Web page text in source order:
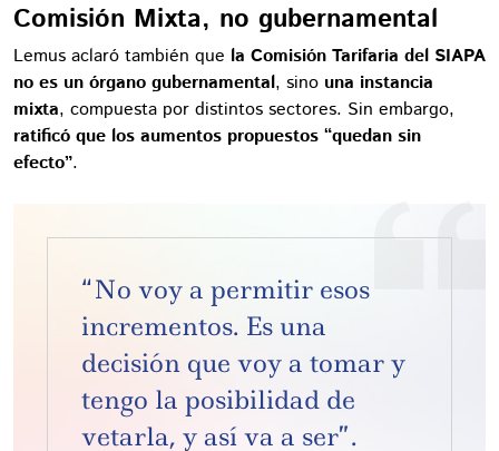
Comisión Mixta, no gubernamental
Lemus aclaró también que la Comisión Tarifaria del SIAPA
no es un órgano gubernamental, sino una instancia
mixta, compuesta por distintos sectores. Sin embargo,
ratificó que los aumentos propuestos “quedan sin
efecto”.
“No voy a permitir esos
incrementos. Es una
decisión que voy a tomar y
tengo la posibilidad de
vetarla, y así va a ser”.